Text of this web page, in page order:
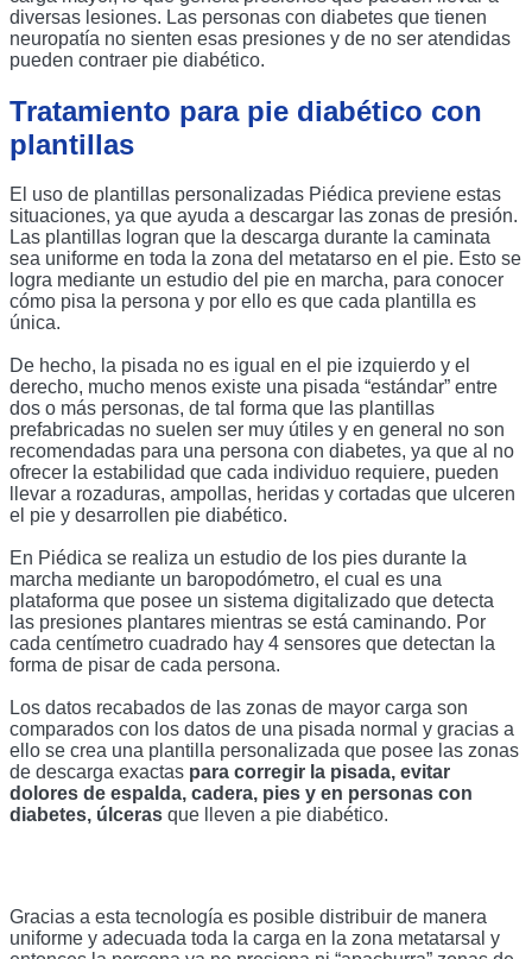
diversas lesiones. Las personas con diabetes que tienen
neuropatía no sienten esas presiones y de no ser atendidas
pueden contraer pie diabético.
Tratamiento para pie diabético con
plantillas
El uso de plantillas personalizadas Piédica previene estas
situaciones, ya que ayuda a descargar las zonas de presión.
Las plantillas logran que la descarga durante la caminata
sea uniforme en toda la zona del metatarso en el pie. Esto se
logra mediante un estudio del pie en marcha, para conocer
cómo pisa la persona y por ello es que cada plantilla es
única.
De hecho, la pisada no es igual en el pie izquierdo y el
derecho, mucho menos existe una pisada “estándar” entre
dos o más personas, de tal forma que las plantillas
prefabricadas no suelen ser muy útiles y en general no son
recomendadas para una persona con diabetes, ya que al no
ofrecer la estabilidad que cada individuo requiere, pueden
llevar a rozaduras, ampollas, heridas y cortadas que ulceren
el pie y desarrollen pie diabético.
En Piédica se realiza un estudio de los pies durante la
marcha mediante un baropodómetro, el cual es una
plataforma que posee un sistema digitalizado que detecta
las presiones plantares mientras se está caminando. Por
cada centímetro cuadrado hay 4 sensores que detectan la
forma de pisar de cada persona.
Los datos recabados de las zonas de mayor carga son
comparados con los datos de una pisada normal y gracias a
ello se crea una plantilla personalizada que posee las zonas
de descarga exactas para corregir la pisada, evitar
dolores de espalda, cadera, pies y en personas con
diabetes, úlceras que lleven a pie diabético.
Gracias a esta tecnología es posible distribuir de manera
uniforme y adecuada toda la carga en la zona metatarsal y